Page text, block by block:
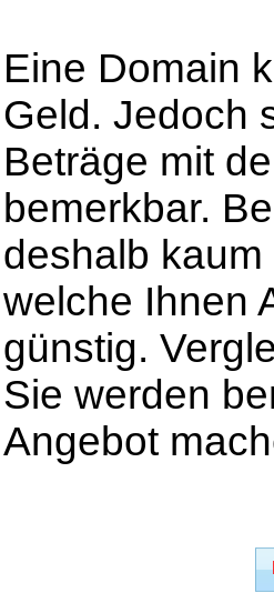
Eine Domain
Geld. Jedoch
Beträge mit
bemerkbar.
deshalb
welche Ihnen
günstig.
Sie werden
Angebot